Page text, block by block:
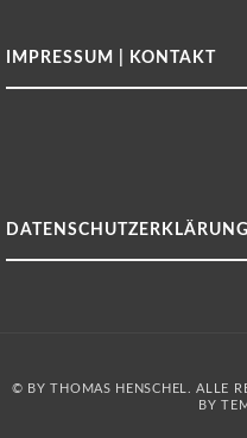
IMPRESSUM | KONTAKT
DATENSCHUTZERKLÄRUNG
© BY THOMAS HENSCHEL. ALLE
BY